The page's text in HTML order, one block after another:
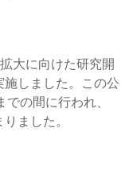
大に向けた研究開
しました。この公
の間に行われ、
ました。